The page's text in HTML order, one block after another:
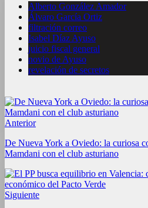
Alberto González Amador
Álvaro García Ortiz
filtración correo
Isabel Díaz Ayuso
juicio fiscal general
novio de Ayuso
revelación de secretos
Anterior
De Nueva York a Oviedo: la curiosa
Mamdani con el club asturiano
Siguiente